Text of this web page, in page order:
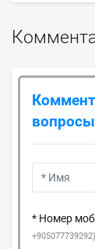
* Номер
+905077739292)